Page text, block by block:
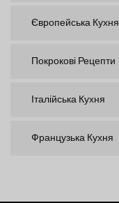
Європейська Кухня
Покрокові Рецепти
Італійська Кухня
Французька Кухня